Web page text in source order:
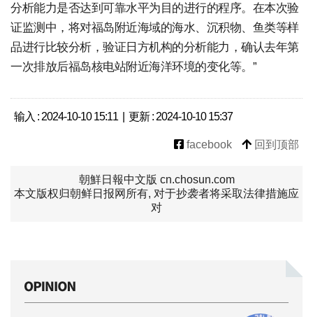
分析能力是否达到可靠水平为目的进行的程序。在本次验
证监测中，将对福岛附近海域的海水、沉积物、鱼类等样
品进行比较分析，验证日方机构的分析能力，确认去年第
一次排放后福岛核电站附近海洋环境的变化等。”
输入 : 2024-10-10 15:11 | 更新 : 2024-10-10 15:37
facebook 回到顶部
朝鮮日報中文版 cn.chosun.com
本文版权归朝鲜日报网所有, 对于抄袭者将采取法律措施应
对